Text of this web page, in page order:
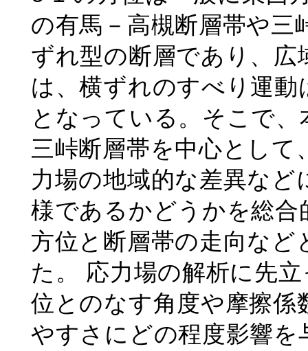
の有馬－高槻断層帯や三
ずれ型の断層であり、
は、横ずれのすべり運
となっている。そこで
三峠断層帯を中心とし
力場の地域的な差異な
様であるかどうかを総
方位と断層帯の走向な
た。 応力場の解析に先
位とのなす角度や摩擦
やすさにどの程度影響